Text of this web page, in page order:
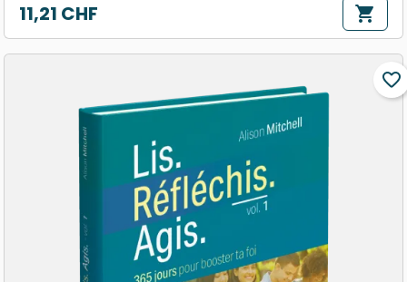
Prix
11,21 CHF shopping_cart
favorite_border